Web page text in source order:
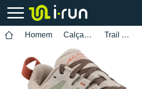
Homem Calçados Trail Running